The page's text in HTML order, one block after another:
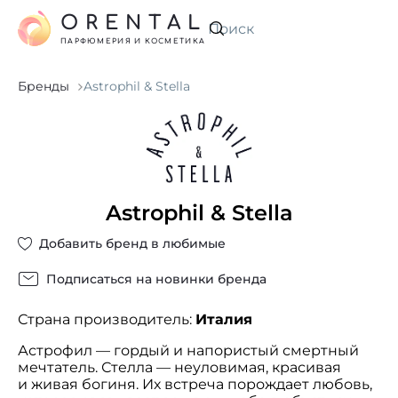
Искать
ORENTAL
ПАРФЮМЕРИЯ И КОСМЕТИКА
Бренды Astrophil & Stella
Astrophil & Stella
Добавить бренд в любимые
Подписаться на новинки бренда
Страна производитель: Италия
Астрофил — гордый и напористый смертный
мечтатель. Стелла — неуловимая, красивая
и живая богиня. Их встреча порождает любовь,